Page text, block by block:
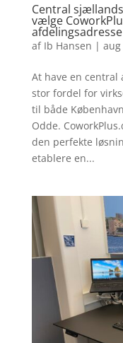
Central
vælge
afdelingsadresse
af Ib Hansen | aug
At have en
stor fordel for
til både
Odde.
den perfekte
etablere en...